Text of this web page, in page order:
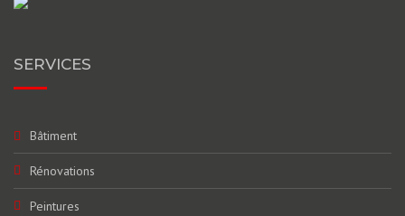
SERVICES
Bâtiment
Rénovations
Peintures